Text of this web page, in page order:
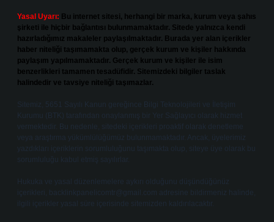
Yasal Uyarı: Bu internet sitesi, herhangi bir marka, kurum veya şahıs
şirketi ile hiçbir bağlantısı bulunmamaktadır. Sitede yalnızca kendi
hazırladığımız makaleler paylaşılmaktadır. Burada yer alan içerikler
haber niteliği taşımamakta olup, gerçek kurum ve kişiler hakkında
paylaşım yapılmamaktadır. Gerçek kurum ve kişiler ile isim
benzerlikleri tamamen tesadüfidir. Sitemizdeki bilgiler taslak
halindedir ve tavsiye niteliği taşımazlar.
Sitemiz, 5651 Sayılı Kanun gereğince Bilgi Teknolojileri ve İletişim
Kurumu (BTK) tarafından onaylanmış bir Yer Sağlayıcı olarak hizmet
vermektedir. Bu nedenle, sitedeki içerikleri proaktif olarak denetleme
veya araştırma yükümlülüğümüz bulunmamaktadır. Ancak, üyelerimiz
yazdıkları içeriklerin sorumluluğunu taşımakta olup, siteye üye olarak bu
sorumluluğu kabul etmiş sayılırlar.
Hukuka ve yasal düzenlemelere aykırı olduğunu düşündüğünüz
içerikleri,
backlinkpanelicomtr@gmail.com adresine bildirmeniz halinde,
ilgili içerikler yasal süre içerisinde sitemizden kaldırılacaktır.